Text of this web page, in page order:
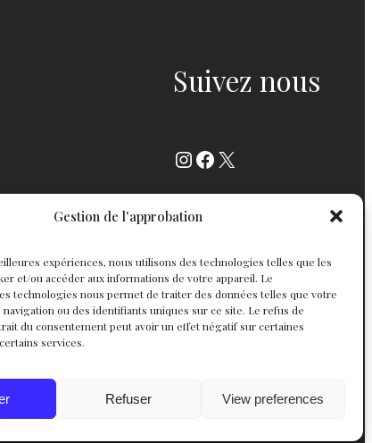
Gestion de l'approbation
expériences, nous utilisons des technologies telles que les
et/ou accéder aux informations de votre appareil. Le
technologies nous permet de traiter des données telles que votre
ou des identifiants uniques sur ce site. Le refus de
du consentement peut avoir un effet négatif sur certaines
services.
Refuser View preferences
Suivez nous
Instagram
Facebook
X